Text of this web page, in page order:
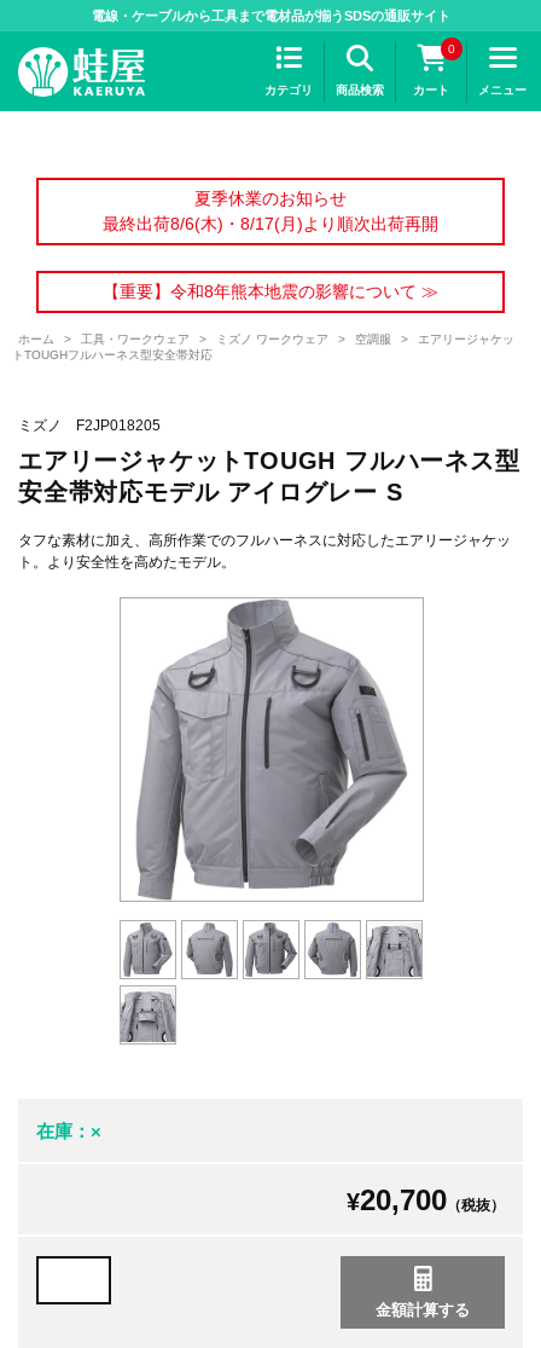
電線・ケーブルから工具まで電材品が揃うSDSの通販サイト
カテゴリ 商品検索
0
カート メニュー
夏季休業のお知らせ
最終出荷8/6(木)・8/17(月)より順次出荷再開
【重要】令和8年熊本地震の影響について ≫
ホーム > 工具・ワークウェア > ミズノ ワークウェア > 空調服 >
エアリージャケッ
トTOUGHフルハーネス型安全帯対応
ミズノ F2JP018205
エアリージャケットTOUGH フルハーネス型
安全帯対応モデル アイログレー S
タフな素材に加え、高所作業でのフルハーネスに対応したエアリージャケッ
ト。より安全性を高めたモデル。
在庫：×
¥20,700 （税抜）